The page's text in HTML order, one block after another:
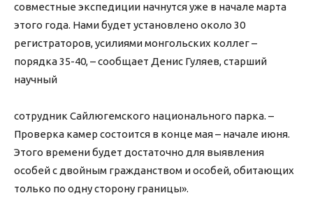
совместные экспедиции начнутся уже в начале марта
этого года. Нами будет установлено около 30
регистраторов, усилиями монгольских коллег –
порядка 35-40, – сообщает Денис Гуляев, старший
научный
сотрудник Сайлюгемского национального парка. –
Проверка камер состоится в конце мая – начале июня.
Этого времени будет достаточно для выявления
особей с двойным гражданством и особей, обитающих
только по одну сторону границы».